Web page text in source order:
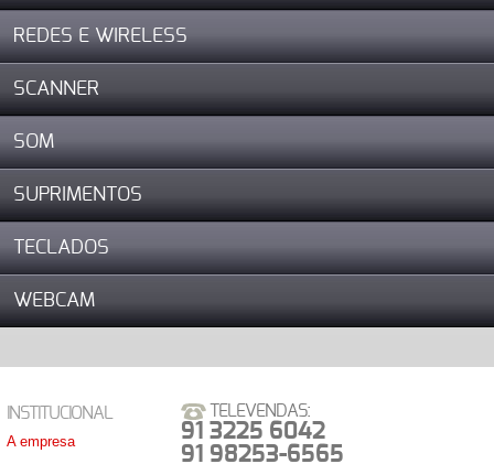
REDES E WIRELESS
SCANNER
SOM
SUPRIMENTOS
TECLADOS
WEBCAM
INSTITUCIONAL
A empresa
TELEVENDAS:
91 3225 6042
91 98253-6565